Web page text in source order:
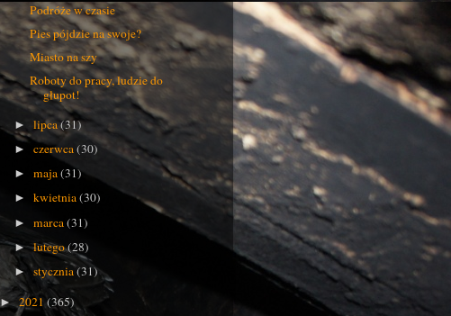
Podróże w czasie
Pies pójdzie na swoje?
Miasto na szy
Roboty do pracy, ludzie do
głupot!
►lipca(31)
►czerwca(30)
►maja(31)
►kwietnia(30)
►marca(31)
►lutego(28)
►stycznia(31)
► 2021(365)